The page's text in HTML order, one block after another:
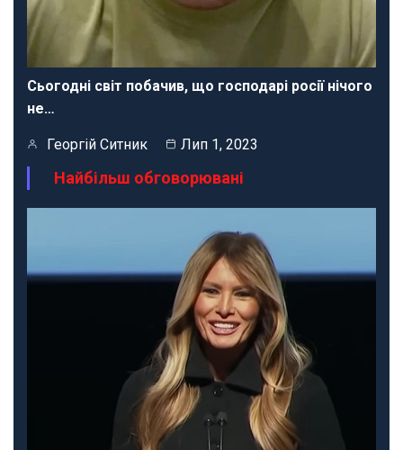
Сьогодні світ побачив, що господарі росії нічого
не…
Георгій Ситник Лип 1, 2023
Найбільш обговорювані